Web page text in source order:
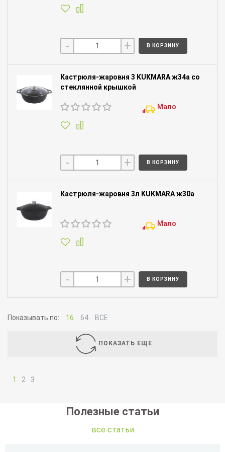
- + В КОРЗИНУ
Кастрюля-жаровня 3 KUKMARA ж34а со
стеклянной крышкой
Мало
- + В КОРЗИНУ
Кастрюля-жаровня 3л KUKMARA ж30а
Мало
- + В КОРЗИНУ
Показывать по: 16 64 ВСЕ
ПОКАЗАТЬ ЕЩЕ
1 2 3
Полезные статьи
все статьи